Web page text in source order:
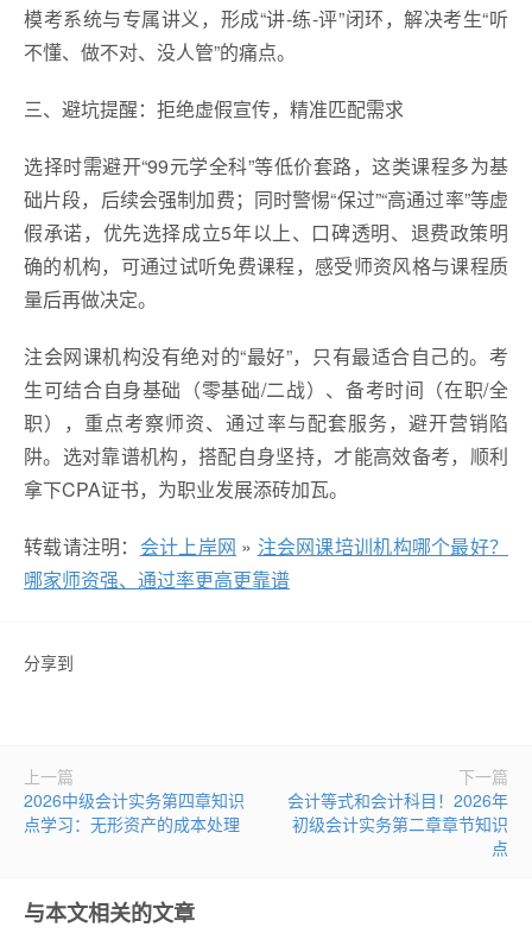
模考系统与专属讲义，形成“讲-练-评”闭环，解决考生“听
不懂、做不对、没人管”的痛点。
三、避坑提醒：拒绝虚假宣传，精准匹配需求
选择时需避开“99元学全科”等低价套路，这类课程多为基
础片段，后续会强制加费；同时警惕“保过”“高通过率”等虚
假承诺，优先选择成立5年以上、口碑透明、退费政策明
确的机构，可通过试听免费课程，感受师资风格与课程质
量后再做决定。
注会网课机构没有绝对的“最好”，只有最适合自己的。考
生可结合自身基础（零基础/二战）、备考时间（在职/全
职），重点考察师资、通过率与配套服务，避开营销陷
阱。选对靠谱机构，搭配自身坚持，才能高效备考，顺利
拿下CPA证书，为职业发展添砖加瓦。
转载请注明： 会计上岸网 » 注会网课培训机构哪个最好？
哪家师资强、通过率更高更靠谱
分享到
上一篇
2026中级会计实务第四章知识
点学习：无形资产的成本处理
下一篇
会计等式和会计科目！2026年
初级会计实务第二章章节知识
点
与本文相关的文章